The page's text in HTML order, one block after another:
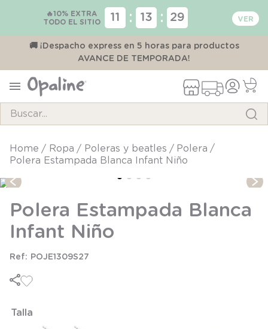
🔥10% EXTRA
TODO EL SITIO
11 : 13 : 29
🚚 ¡Despacho express en 5 horas para productos
AVANCE DE TEMPORADA!
ropa poleras y beatles
polera
Polera Estampada Blanca Infant Niño
Polera Estampada Blanca
Infant Niño
POJE1309S27
Talla
TÉRMINOS MÁS BUSCADOS
3.
zapatillas
4.
body
5
manta
8.